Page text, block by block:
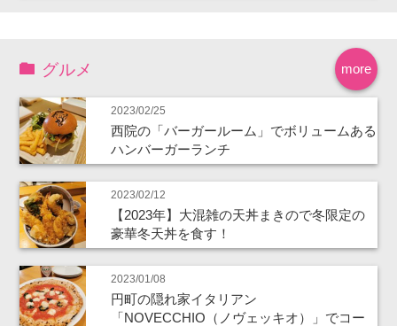
more
グルメ
2023/02/25
西院の「バーガールーム」でボリュームある
ハンバーガーランチ
2023/02/12
【2023年】大混雑の天丼まきので冬限定の
豪華冬天丼を食す！
2023/01/08
円町の隠れ家イタリアン
「NOVECCHIO（ノヴェッキオ）」でコー